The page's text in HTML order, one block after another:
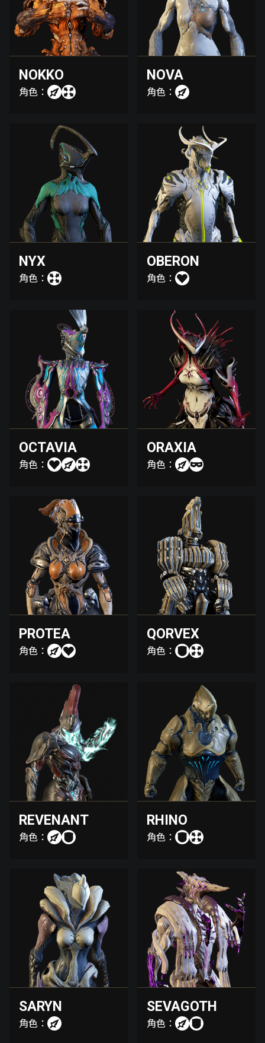
NOKKO
角色：
NOVA
角色：
NYX
角色：
OBERON
角色：
OCTAVIA
角色：
ORAXIA
角色：
PROTEA
角色：
QORVEX
角色：
REVENANT
角色：
RHINO
角色：
SARYN
角色：
SEVAGOTH
角色：